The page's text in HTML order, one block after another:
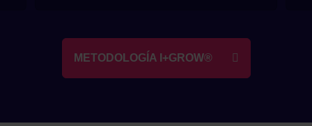
METODOLOGÍA I+GROW®